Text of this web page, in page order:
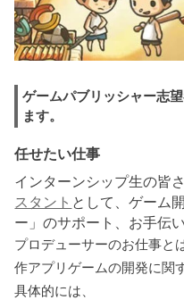
ゲームパブリッシャー志
ます。
任せたい仕事
インターンシップ生の皆
スタント として、ゲーム
ー」のサポート、お手伝
プロデューサーのお仕事と
作アプリゲームの開発に関
具体的には、